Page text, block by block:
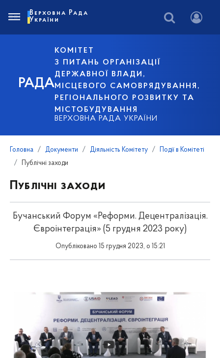
РАДА
КОМІТЕТ
З ПИТАНЬ ОРГАНІЗАЦІЇ
ДЕРЖАВНОЇ ВЛАДИ,
МІСЦЕВОГО САМОВРЯДУВАННЯ,
РЕГІОНАЛЬНОГО РОЗВИТКУ ТА
МІСТОБУДУВАННЯ
ВЕРХОВНА РАДА УКРАЇНИ
Верховна Рада
України
Головна Документи Діяльність Комітету
Події в Комітеті
Публічні заходи
Публічні заходи
Бучанський Форум «Реформи. Децентралізація.
Євроінтеграція» (5 грудня 2023 року)
Опубліковано 15 грудня 2023, о 15:21